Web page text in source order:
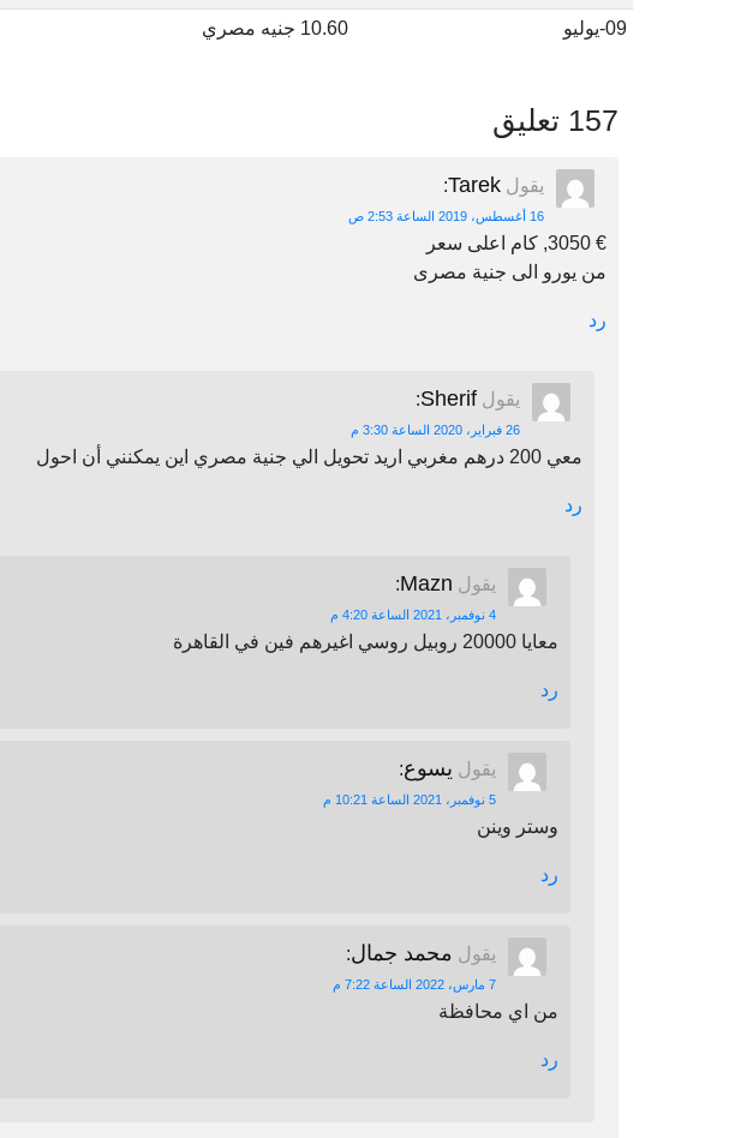
09-يوليو
10.60 جنيه مصري
157 تعليق
يقول Tarek
:
16 أغسطس، 2019 الساعة 2:53 ص
€ 3050, كام اعلى سعر
من يورو الى جنية مصرى
رد
يقول Sherif
:
26 فبراير، 2020 الساعة 3:30 م
معي 200 درهم مغربي اريد تحويل الي جنية مصري اين يمكنني أن احول
رد
يقول Mazn
:
4 نوفمبر، 2021 الساعة 4:20 م
معايا 20000 روبيل روسي اغيرهم فين في القاهرة
رد
يقول يسوع:
5 نوفمبر، 2021 الساعة 10:21 م
وستر وينن
رد
يقول محمد جمال:
7 مارس، 2022 الساعة 7:22 م
من اي محافظة
رد